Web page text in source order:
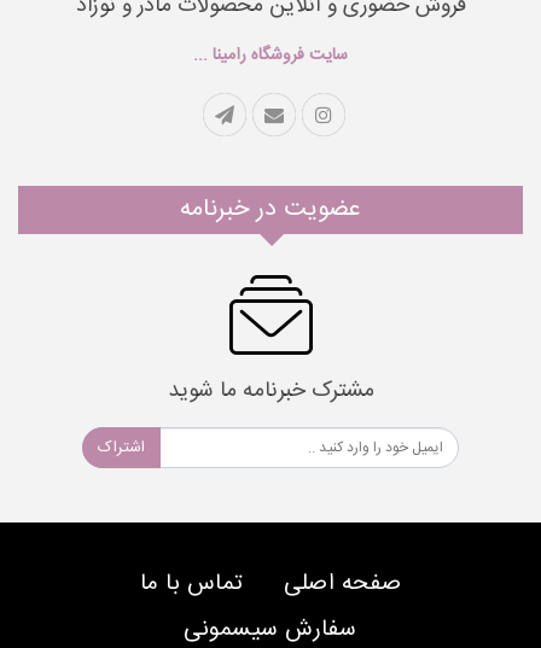
سایت فروشگاه رامینا ...
عضویت در خبرنامه
مشترک خبرنامه ما شوید
اشتراک
صفحه اصلی
تماس با ما
سفارش سیسمونی